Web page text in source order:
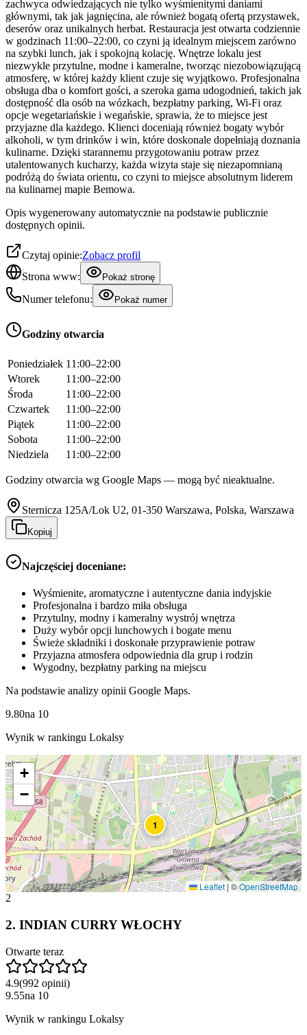
zachwyca odwiedzających nie tylko wyśmienitymi daniami
głównymi, tak jak jagnięcina, ale również bogatą ofertą przystawek,
deserów oraz unikalnych herbat. Restauracja jest otwarta codziennie
w godzinach 11:00–22:00, co czyni ją idealnym miejscem zarówno
na szybki lunch, jak i spokojną kolację. Wnętrze lokalu jest
niezwykle przytulne, modne i kameralne, tworząc niezobowiązującą
atmosferę, w której każdy klient czuje się wyjątkowo. Profesjonalna
obsługa dba o komfort gości, a szeroka gama udogodnień, takich jak
dostępność dla osób na wózkach, bezpłatny parking, Wi-Fi oraz
opcje wegetariańskie i wegańskie, sprawia, że to miejsce jest
przyjazne dla każdego. Klienci doceniają również bogaty wybór
alkoholi, w tym drinków i win, które doskonale dopełniają doznania
kulinarne. Dzięki starannemu przygotowaniu potraw przez
utalentowanych kucharzy, każda wizyta staje się niezapomnianą
podróżą do świata orientu, co czyni to miejsce absolutnym liderem
na kulinarnej mapie Bemowa.
Opis wygenerowany automatycznie na podstawie publicznie
dostępnych opinii.
Czytaj opinie:Zobacz profil
Strona www:
Pokaż stronę
Numer telefonu: Pokaż numer
Godziny otwarcia
Poniedziałek 11:00–22:00
Wtorek
11:00–22:00
Środa
11:00–22:00
Czwartek
11:00–22:00
Piątek
11:00–22:00
Sobota
11:00–22:00
Niedziela
11:00–22:00
Godziny otwarcia wg Google Maps — mogą być nieaktualne.
Sternicza 125A/Lok U2, 01-350 Warszawa, Polska, Warszawa
Kopiuj
Najczęściej doceniane:
Wyśmienite, aromatyczne i autentyczne dania indyjskie
Profesjonalna i bardzo miła obsługa
Przytulny, modny i kameralny wystrój wnętrza
Duży wybór opcji lunchowych i bogate menu
Świeże składniki i doskonałe przyprawienie potraw
Przyjazna atmosfera odpowiednia dla grup i rodzin
Wygodny, bezpłatny parking na miejscu
Na podstawie analizy opinii Google Maps.
9.80na 10
Wynik w rankingu Lokalsy
1
+
−
Leaflet |©OpenStreetMap
2
2. INDIAN CURRY WŁOCHY
Otwarte teraz
4.9(992 opinii)
9.55na 10
Wynik w rankingu Lokalsy